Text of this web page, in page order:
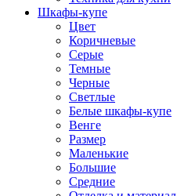
Шкафы-купе
Цвет
Коричневые
Серые
Темные
Черные
Светлые
Белые шкафы-купе
Венге
Размер
Маленькие
Большие
Средние